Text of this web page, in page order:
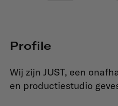
Profile
Wij zijn JUST, een
en productiestudio